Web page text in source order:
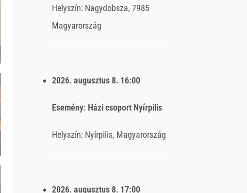
Helyszín: Nagydobsza, 7985
Magyarország
2026. augusztus 8. 16:00
Esemény: Házi csoport Nyírpilis
Helyszín: Nyírpilis, Magyarország
2026. augusztus 8. 17:00